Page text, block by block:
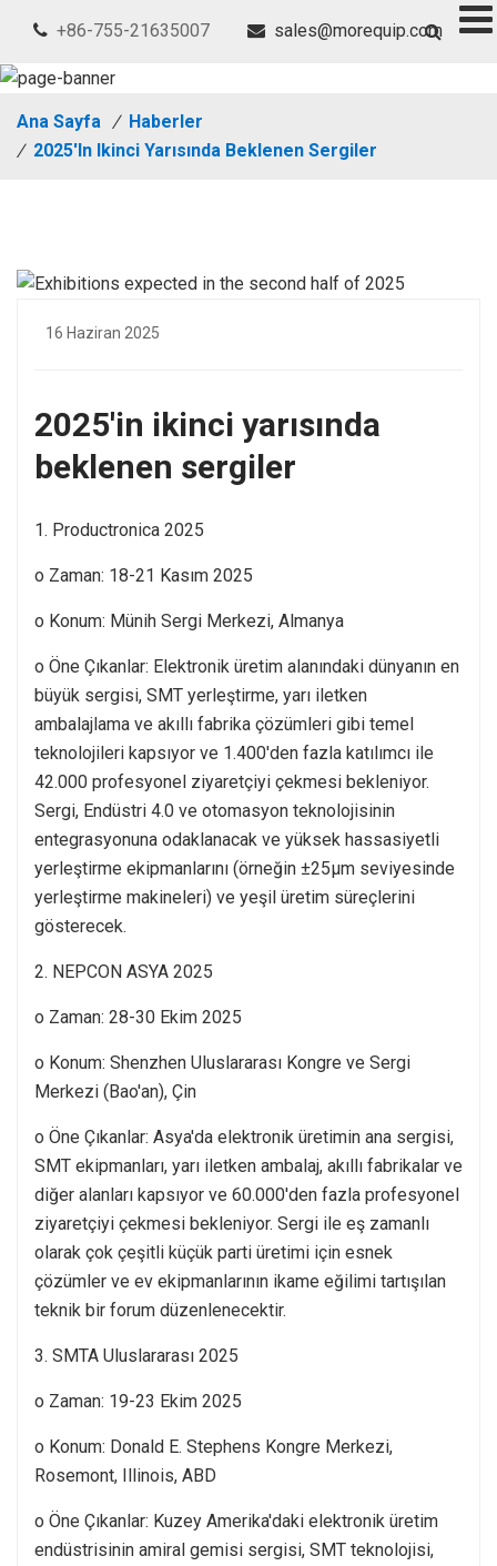
+86-755-21635007 sales@morequip.com
Ana Sayfa / Haberler
/ 2025'in Ikinci Yarısında Beklenen Sergiler
16 Haziran 2025
2025'in ikinci yarısında
beklenen sergiler
1. Productronica 2025
o Zaman: 18-21 Kasım 2025
o Konum: Münih Sergi Merkezi, Almanya
o Öne Çıkanlar: Elektronik üretim alanındaki dünyanın en
büyük sergisi, SMT yerleştirme, yarı iletken
ambalajlama ve akıllı fabrika çözümleri gibi temel
teknolojileri kapsıyor ve 1.400'den fazla katılımcı ile
42.000 profesyonel ziyaretçiyi çekmesi bekleniyor.
Sergi, Endüstri 4.0 ve otomasyon teknolojisinin
entegrasyonuna odaklanacak ve yüksek hassasiyetli
yerleştirme ekipmanlarını (örneğin ±25μm seviyesinde
yerleştirme makineleri) ve yeşil üretim süreçlerini
gösterecek.
2. NEPCON ASYA 2025
o Zaman: 28-30 Ekim 2025
o Konum: Shenzhen Uluslararası Kongre ve Sergi
Merkezi (Bao'an), Çin
o Öne Çıkanlar: Asya'da elektronik üretimin ana sergisi,
SMT ekipmanları, yarı iletken ambalaj, akıllı fabrikalar ve
diğer alanları kapsıyor ve 60.000'den fazla profesyonel
ziyaretçiyi çekmesi bekleniyor. Sergi ile eş zamanlı
olarak çok çeşitli küçük parti üretimi için esnek
çözümler ve ev ekipmanlarının ikame eğilimi tartışılan
teknik bir forum düzenlenecektir.
3. SMTA Uluslararası 2025
o Zaman: 19-23 Ekim 2025
o Konum: Donald E. Stephens Kongre Merkezi,
Rosemont, Illinois, ABD
o Öne Çıkanlar: Kuzey Amerika'daki elektronik üretim
endüstrisinin amiral gemisi sergisi, SMT teknolojisi,